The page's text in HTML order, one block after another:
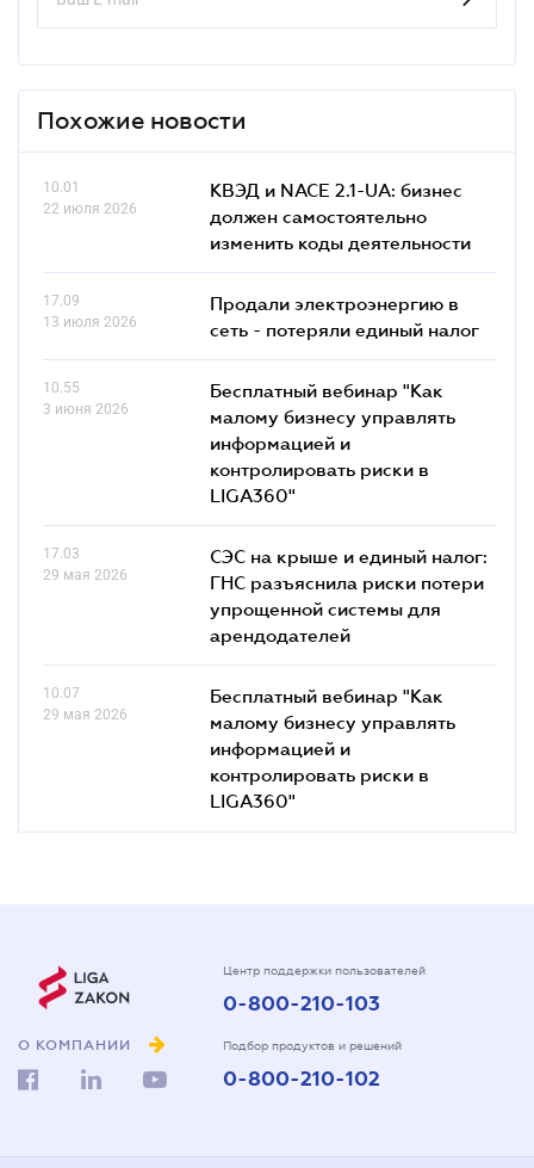
Похожие новости
10.01
22 июля 2026
КВЭД и NACE 2.1-UA: бизнес
должен самостоятельно
изменить коды деятельности
17.09
13 июля 2026
Продали электроэнергию в
сеть - потеряли единый налог
10.55
3 июня 2026
Бесплатный вебинар "Как
малому бизнесу управлять
информацией и
контролировать риски в
LIGA360"
17.03
29 мая 2026
СЭС на крыше и единый налог:
ГНС разъяснила риски потери
упрощенной системы для
арендодателей
10.07
29 мая 2026
Бесплатный вебинар "Как
малому бизнесу управлять
информацией и
контролировать риски в
LIGA360"
О КОМПАНИИ
Центр поддержки пользователей
0-800-210-103
Подбор продуктов и решений
0-800-210-102